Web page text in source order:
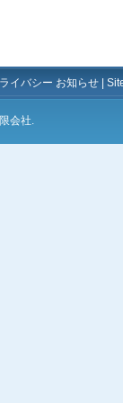
イバシー お知らせ
会社.